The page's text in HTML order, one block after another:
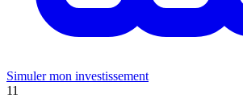
Simuler mon investissement
11